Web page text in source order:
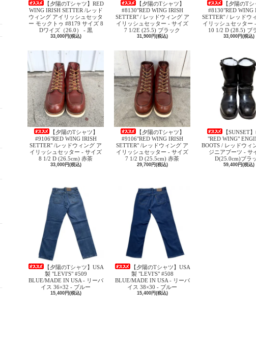
【夕陽のTシャツ】RED
WING IRISH SETTER /レッド
ウィング アイリッシュセッタ
ー モックトゥ #8179 サイズ 8
Dワイズ（26.0） - 黒
33,000円(税込)
【夕陽のTシャツ】
#8130"RED WING IRISH
SETTER" / レッドウィング ア
イリッシュセッター - サイズ
7 1/2E (25.5) ブラック
31,900円(税込)
【夕陽のTシ
#8130"RED WING
SETTER" / レッドウ
イリッシュセッター
10 1/2 D (28.5) ブ
33,000円(税込)
【夕陽のTシャツ】
#9106"RED WING IRISH
SETTER" /レッドウィング ア
イリッシュセッター - サイズ
8 1/2 D (26.5cm) 赤茶
33,000円(税込)
【夕陽のTシャツ】
#9106"RED WING IRISH
SETTER" /レッドウィング ア
イリッシュセッター - サイズ
7 1/2 D (25.5cm) 赤茶
29,700円(税込)
【SUNSET
"RED WING"
BOOTS / レッドウィ
ジニアブーツ - サ
D(25.0cm)ブラ
59,400円(税込)
【夕陽のTシャツ】USA
製 "LEVI'S" #509
BLUE/MADE IN USA - リーバ
イス 36×32 - ブルー
15,400円(税込)
【夕陽のTシャツ】USA
製 "LEVI'S" #508
BLUE/MADE IN USA - リーバ
イス 38×30 - ブルー
15,400円(税込)